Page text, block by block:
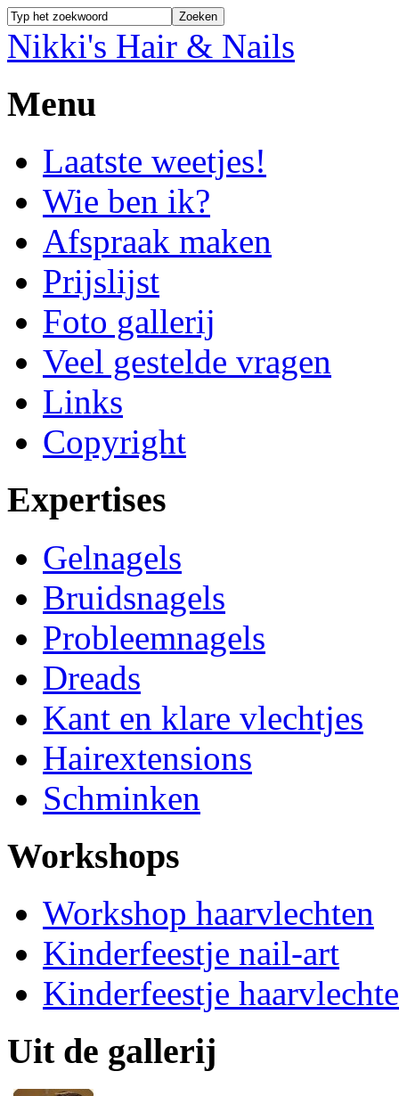
Nikki's Hair & Nails
Menu
Laatste weetjes!
Wie ben ik?
Afspraak maken
Prijslijst
Foto gallerij
Veel gestelde vragen
Links
Copyright
Expertises
Gelnagels
Bruidsnagels
Probleemnagels
Dreads
Kant en klare vlechtjes
Hairextensions
Schminken
Workshops
Workshop haarvlechten
Kinderfeestje nail-art
Kinderfeestje
Uit de gallerij